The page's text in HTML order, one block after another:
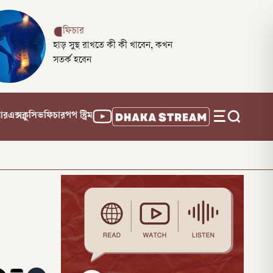
ফিচার
হাড় সুস্থ রাখতে কী কী খাবেন, কখন
সতর্ক হবেন
এক্সক্লুসিভফিচারপপ স্ট্রিম